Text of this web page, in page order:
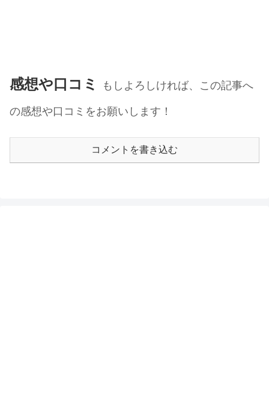
感想や口コミ
もしよろしければ、この記事へ
の感想や口コミをお願いします！
コメントを書き込む